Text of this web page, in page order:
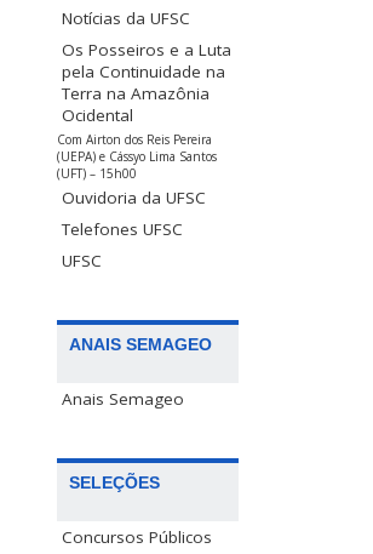
Notícias da UFSC
Os Posseiros e a Luta
pela Continuidade na
Terra na Amazônia
Ocidental
Com Airton dos Reis Pereira
(UEPA) e Cássyo Lima Santos
(UFT) – 15h00
Ouvidoria da UFSC
Telefones UFSC
UFSC
ANAIS SEMAGEO
Anais Semageo
SELEÇÕES
Concursos Públicos